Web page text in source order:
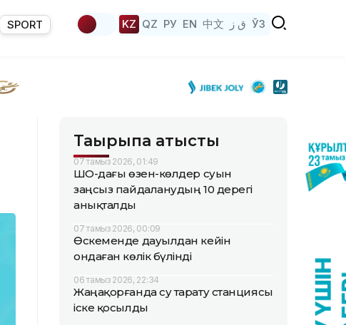
SPORT KZ QZ РУ EN 中文 ق ز ЎЗ
Тақырыпқа қатысты
07 тамыз 2026, 01:49
ШҚО-дағы өзен-көлдер суын
заңсыз пайдаланудың 10 дерегі
анықталды
07 тамыз 2026, 00:09
Өскеменде дауылдан кейін
ондаған көлік бүлінді
06 тамыз 2026, 22:34
Жаңақорғанда су тарату станциясы
іске қосылды